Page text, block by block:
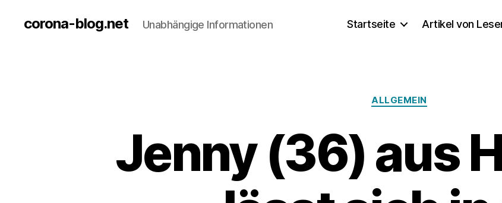
corona-blog.net Unabhängige Informationen Startseite Artikel von
Kategorien
ALLGEMEIN
Jenny (36) aus